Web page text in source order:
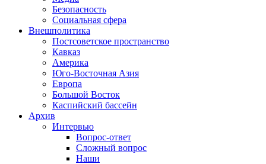
Безопасность
Социальная сфера
Внешполитика
Постсоветское пространство
Кавказ
Америка
Юго-Восточная Азия
Европа
Большой Восток
Каспийский бассейн
Архив
Интервью
Вопрос-ответ
Сложный вопрос
Наши